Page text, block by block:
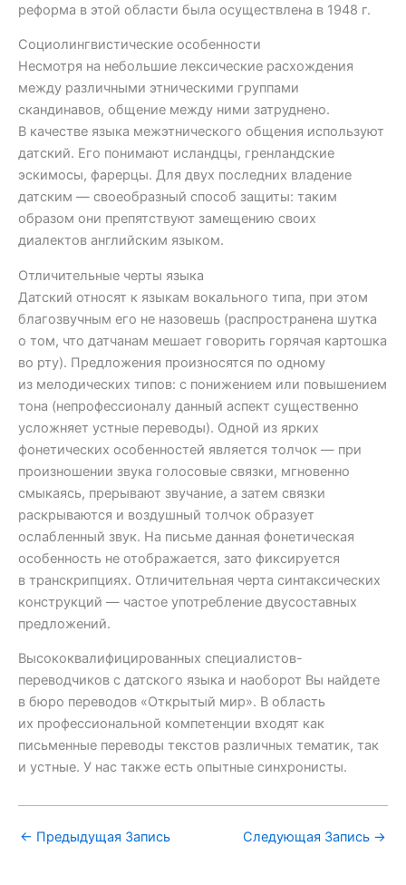
реформа в этой области была осуществлена в 1948 г.
Социолингвистические особенности
Несмотря на небольшие лексические расхождения
между различными этническими группами
скандинавов, общение между ними затруднено.
В качестве языка межэтнического общения используют
датский. Его понимают исландцы, гренландские
эскимосы, фарерцы. Для двух последних владение
датским — своеобразный способ защиты: таким
образом они препятствуют замещению своих
диалектов английским языком.
Отличительные черты языка
Датский относят к языкам вокального типа, при этом
благозвучным его не назовешь (распространена шутка
о том, что датчанам мешает говорить горячая картошка
во рту). Предложения произносятся по одному
из мелодических типов: с понижением или повышением
тона (непрофессионалу данный аспект существенно
усложняет устные переводы). Одной из ярких
фонетических особенностей является толчок — при
произношении звука голосовые связки, мгновенно
смыкаясь, прерывают звучание, а затем связки
раскрываются и воздушный толчок образует
ослабленный звук. На письме данная фонетическая
особенность не отображается, зато фиксируется
в транскрипциях. Отличительная черта синтаксических
конструкций — частое употребление двусоставных
предложений.
Высококвалифицированных специалистов-
переводчиков с датского языка и наоборот Вы найдете
в бюро переводов «Открытый мир». В область
их профессиональной компетенции входят как
письменные переводы текстов различных тематик, так
и устные. У нас также есть опытные синхронисты.
← Предыдущая Запись Следующая Запись →